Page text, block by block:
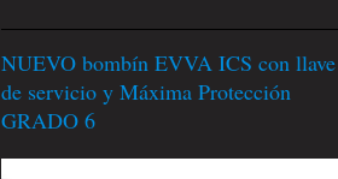
NUEVO bombín EVVA ICS con llave
de servicio y Máxima Protección
GRADO 6